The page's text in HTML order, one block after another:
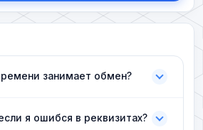
занимает обмен?
я ошибся в реквизитах?